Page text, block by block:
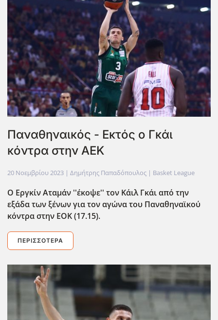
Παναθηναικός - Εκτός ο Γκάι
κόντρα στην ΑΕΚ
20 Νοεμβρίου 2023 | Δημήτρης Παπαδόπουλος | Basket League
Ο Εργκίν Αταμάν ''έκοψε'' τον Κάιλ Γκάι από την
εξάδα των ξένων για τον αγώνα του Παναθηναϊκού
κόντρα στην ΕΟΚ (17.15).
ΠΕΡΙΣΣΌΤΕΡΑ